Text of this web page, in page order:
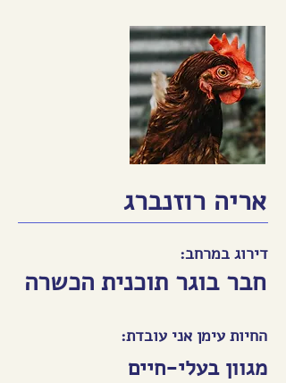
אריה רוזנברג
דירוג במרחב:
חבר בוגר תוכנית הכשרה
החיות עימן אני עובדת:
מגוון בעלי-חיים